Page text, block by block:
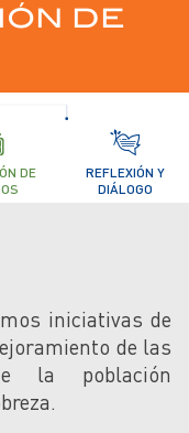
DE
DE
REFLEXIÓN Y
DIÁLOGO
iniciativas de
de las
la población